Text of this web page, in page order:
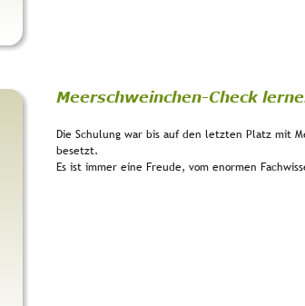
Meerschweinchen-Check
Die Schulung war bis auf den letzten Platz mit
besetzt.
Es ist immer eine Freude, vom enormen